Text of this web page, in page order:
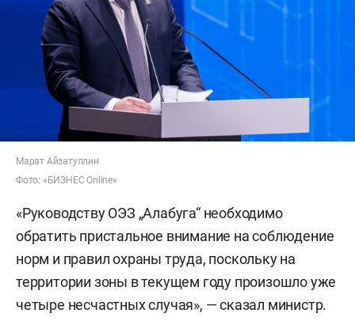
Марат Айзатуллин
Фото: «БИЗНЕС Online»
«Руководству ОЭЗ „Алабуга“ необходимо
обратить пристальное внимание на соблюдение
норм и правил охраны труда, поскольку на
территории зоны в текущем году произошло уже
четыре несчастных случая», — сказал министр.